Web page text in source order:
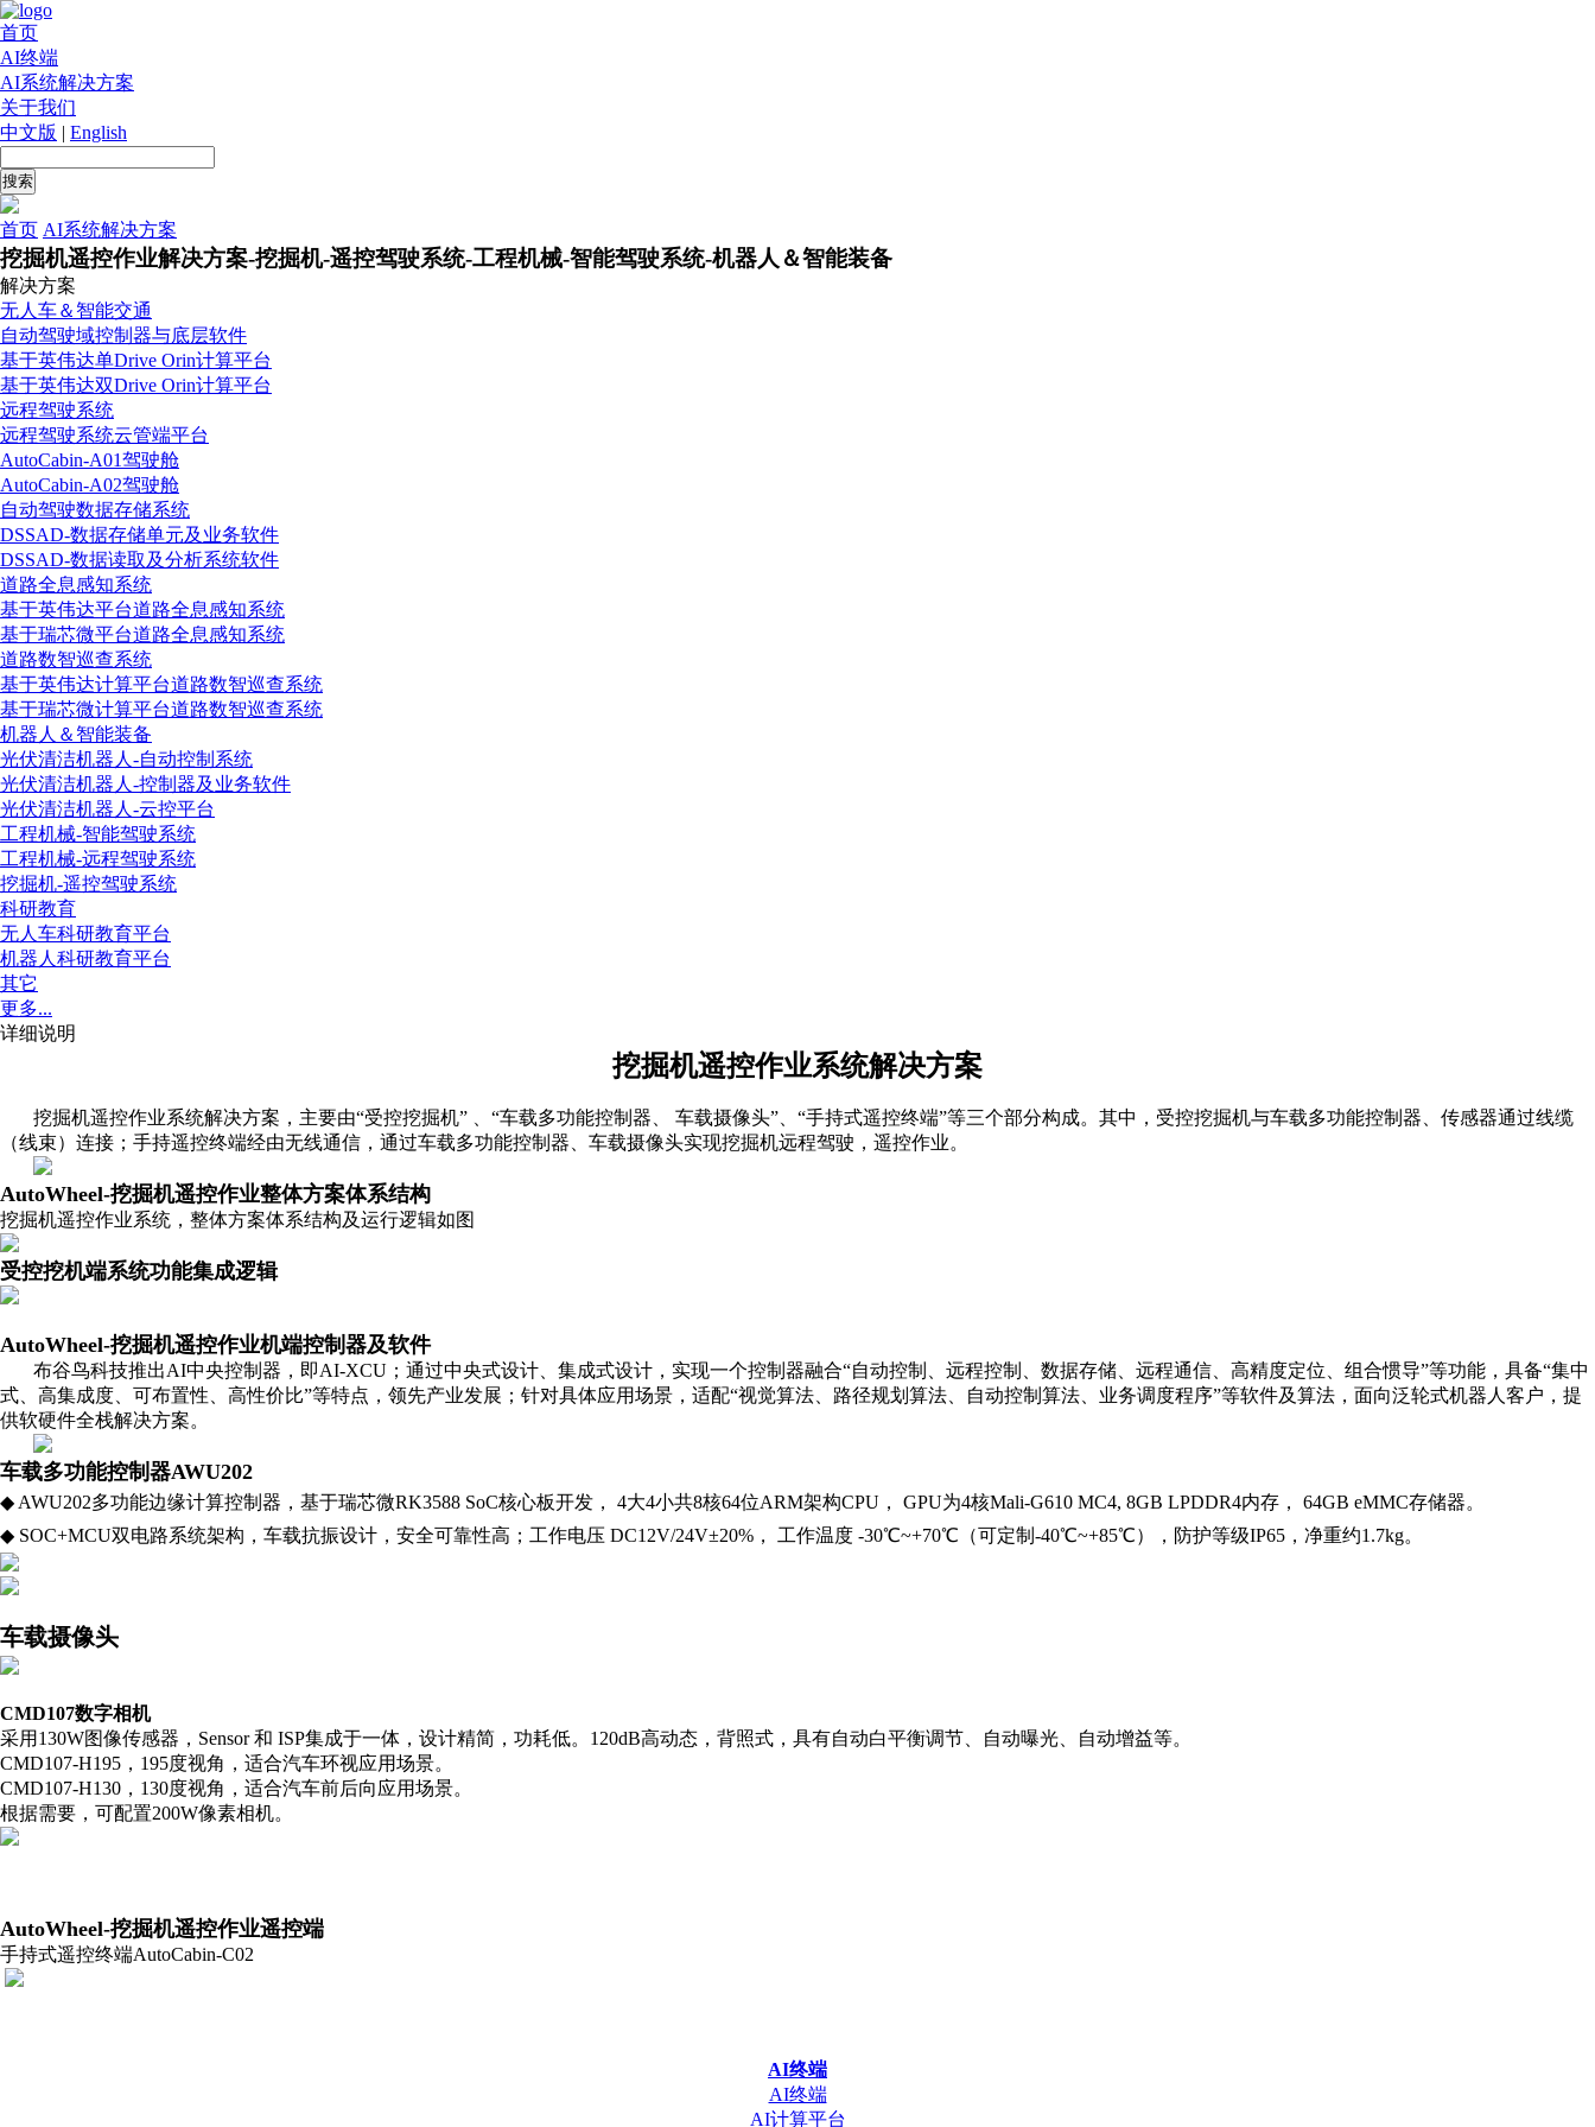
首页
AI终端
AI系统解决方案
关于我们
中文版 | English
首页 AI系统解决方案
挖掘机遥控作业解决方案-挖掘机-遥控驾驶系统-工程机械-智能驾驶系统-机器人＆智能装备
解决方案
无人车＆智能交通
自动驾驶域控制器与底层软件
基于英伟达单Drive Orin计算平台
基于英伟达双Drive Orin计算平台
远程驾驶系统
远程驾驶系统云管端平台
AutoCabin-A01驾驶舱
AutoCabin-A02驾驶舱
自动驾驶数据存储系统
DSSAD-数据存储单元及业务软件
DSSAD-数据读取及分析系统软件
道路全息感知系统
基于英伟达平台道路全息感知系统
基于瑞芯微平台道路全息感知系统
道路数智巡查系统
基于英伟达计算平台道路数智巡查系统
基于瑞芯微计算平台道路数智巡查系统
机器人＆智能装备
光伏清洁机器人-自动控制系统
光伏清洁机器人-控制器及业务软件
光伏清洁机器人-云控平台
工程机械-智能驾驶系统
工程机械-远程驾驶系统
挖掘机-遥控驾驶系统
科研教育
无人车科研教育平台
机器人科研教育平台
其它
更多...
详细说明
挖掘机遥控作业系统解决方案
挖掘机遥控作业系统解决方案，主要由“受控挖掘机” 、“车载多功能控制器、 车载摄像头”、“手持式遥控终端”等三个部分构成。其中，受控挖掘机与车载多功能控制器、传感器通过线缆
（线束）连接；手持遥控终端经由无线通信，通过车载多功能控制器、车载摄像头实现挖掘机远程驾驶，遥控作业。
AutoWheel-挖掘机遥控作业整体方案体系结构
挖掘机遥控作业系统，整体方案体系结构及运行逻辑如图
受控挖机端系统功能集成逻辑
AutoWheel-挖掘机遥控作业机端控制器及软件
布谷鸟科技推出AI中央控制器，即AI-XCU；通过中央式设计、集成式设计，实现一个控制器融合“自动控制、远程控制、数据存储、远程通信、高精度定位、组合惯导”等功能，具备“集中
式、高集成度、可布置性、高性价比”等特点，领先产业发展；针对具体应用场景，适配“视觉算法、路径规划算法、自动控制算法、业务调度程序”等软件及算法，面向泛轮式机器人客户，提
供软硬件全栈解决方案。
车载多功能控制器AWU202
◆ AWU202多功能边缘计算控制器，基于瑞芯微RK3588 SoC核心板开发， 4大4小共8核64位ARM架构CPU， GPU为4核Mali-G610 MC4, 8GB LPDDR4内存， 64GB eMMC存储器。
◆ SOC+MCU双电路系统架构，车载抗振设计，安全可靠性高；工作电压 DC12V/24V±20%， 工作温度 -30℃~+70℃（可定制-40℃~+85℃），防护等级IP65，净重约1.7kg。
车载摄像头
CMD107数字相机
采用130W图像传感器，Sensor 和 ISP集成于一体，设计精简，功耗低。120dB高动态，背照式，具有自动白平衡调节、自动曝光、自动增益等。
CMD107-H195，195度视角，适合汽车环视应用场景。
CMD107-H130，130度视角，适合汽车前后向应用场景。
根据需要，可配置200W像素相机。
AutoWheel-挖掘机遥控作业遥控端
手持式遥控终端AutoCabin-C02
AI终端
AI终端
AI计算平台